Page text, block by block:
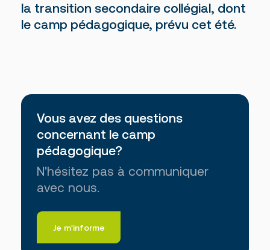
la transition secondaire collégial, dont
le camp pédagogique, prévu cet été.
Vous avez des questions
concernant le camp
pédagogique?
N'hésitez pas à communiquer
avec nous.
Je m'informe